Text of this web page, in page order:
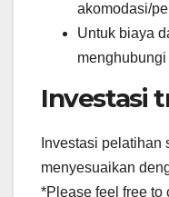
akomodasi/
Untuk biaya
Investasi
Investasi pelatihan
menyesuaikan
*Please feel free to